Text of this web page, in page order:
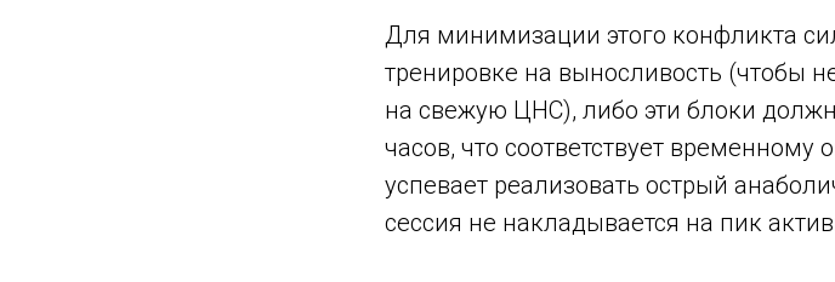
Для минимизации этого конфликта
тренировке на выносливость (чтобы
на свежую ЦНС), либо эти блоки
часов, что соответствует временному
успевает реализовать острый
сессия не накладывается на пик